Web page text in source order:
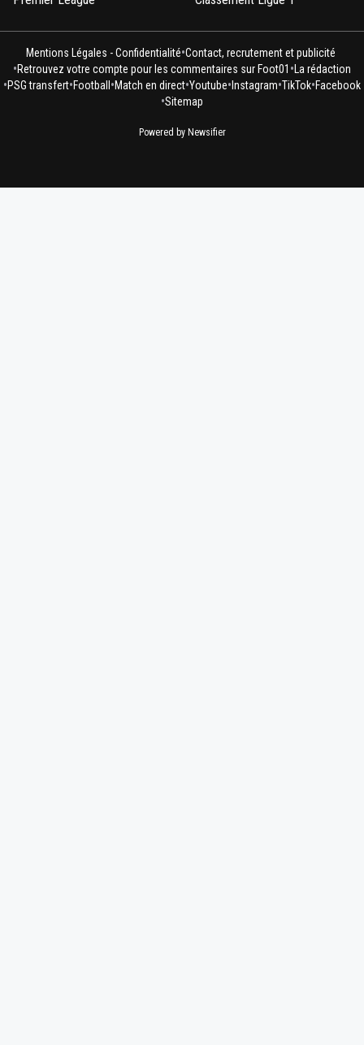
Mentions Légales - Confidentialité•Contact, recrutement et publicité
•Retrouvez votre compte pour les commentaires sur Foot01 •La rédaction
•PSG transfert•Football•Match en direct•Youtube•Instagram•TikTok•Facebook
•Sitemap
Powered by Newsifier